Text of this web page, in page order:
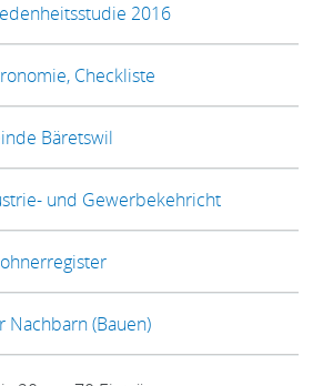
2016
Checkliste
Bäretswil
und Gewerbekehricht
Nachbarn (Bauen)